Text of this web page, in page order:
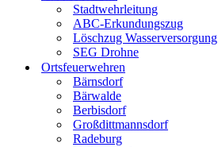
Stadtwehrleitung
ABC-Erkundungszug
Löschzug Wasserversorgung
SEG Drohne
Ortsfeuerwehren
Bärnsdorf
Bärwalde
Berbisdorf
Großdittmannsdorf
Radeburg